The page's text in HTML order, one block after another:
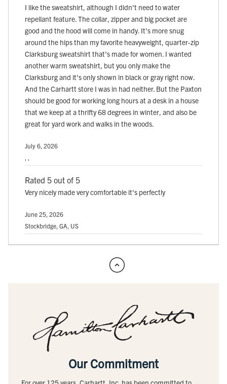
I like the sweatshirt, although I didn't need to water
repellant feature. The collar, zipper and big pocket are
good and the hood will come in handy. It's more snug
around the hips than my favorite heavyweight, quarter-zip
Clarksburg sweatshirt that's made for women. I wanted
another warm sweatshirt, but you only make the
Clarksburg and it's only shown in black or gray right now.
And the Carhartt store I was in had neither. But the Paxton
should be good for working long hours at a desk in a house
that we keep at a thrifty 68 degrees in winter, and also be
great for yard work and walks in the woods.
July 6, 2026
Rated 5 out of 5
Very nicely made very comfortable it's perfectly
June 25, 2026
Stockbridge, GA, US
Our Commitment